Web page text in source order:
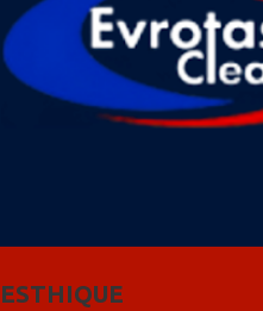
ESTHIQUE